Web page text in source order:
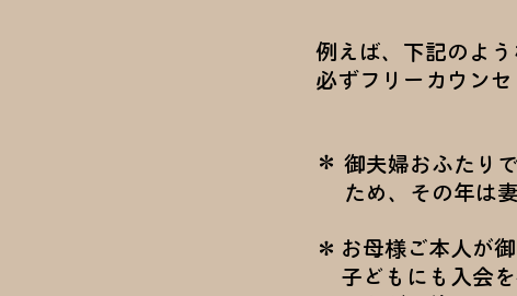
例えば、下記のよ
必ずフリーカウンセ
＊ 御夫婦おふたり
ため、その年は
＊ お母様ご本人が
子どもにも入会